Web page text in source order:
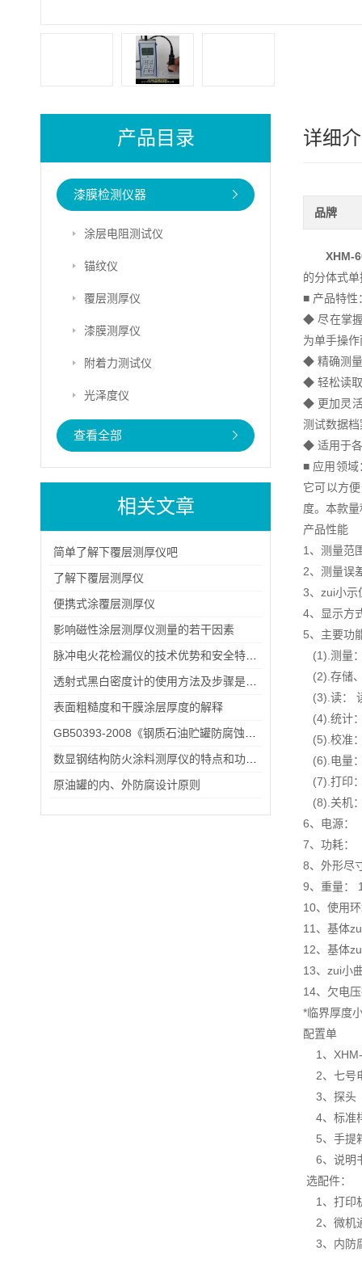
产品目录
漆膜检测仪器
涂层电阻测试仪
锚纹仪
覆层测厚仪
漆膜测厚仪
附着力测试仪
光泽度仪
查看全部
相关文章
简单了解下覆层测厚仪吧
了解下覆层测厚仪
便携式涂覆层测厚仪
影响磁性涂层测厚仪测量的若干因素
表面粗糙度和干膜涂层厚度的解释
原油罐的内、外防腐设计原则
详细
品牌
XHM-
的分体式
■ 产品特性
◆ 尽在掌
为单手操
◆ 精确测
◆ 轻松读取
◆ 更加灵活
测试数据
◆ 适用于
■ 应用领域
它可以方
度。本款
产品性能
1、测量范
2、测量误
3、zui小示
4、显示方
5、主要功
(1).测量
(2).存储
(3).读：
(4).统计
(5).校准
(6).电量
(7).打印
(8).关机
6、电源
7、功耗
8、外形尽
9、重量：
10、使用
11、基体
12、基体
13、zui
14、欠电
*临界厚度
配置单
1、
2、
3、
4、
5、
6、说
选
1、打
2、
3、内防